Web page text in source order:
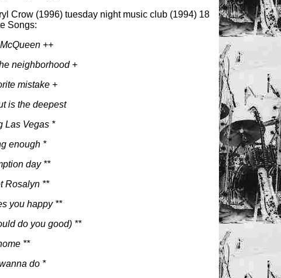
Crow (1996) tuesday night music club (1994) 18
Songs:
++
neighborhood +
mistake +
is the deepest
Las Vegas *
enough *
day **
Rosalyn **
you happy **
do you good) **
**
do *